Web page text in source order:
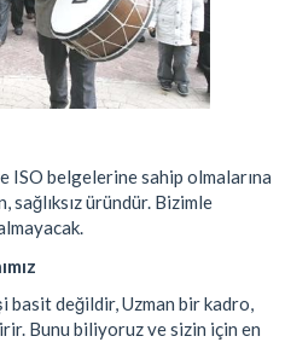
ISO belgelerine sahip olmalarına
üründür. Bizimle
basit değildir, Uzman bir kadro,
Bunu biliyoruz ve sizin için en